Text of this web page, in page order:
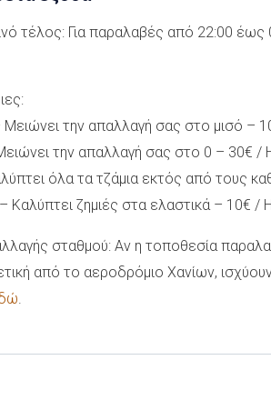
τέλος: Για παραλαβές από 22:00
Μειώνει την απαλλαγή σας στο μισό –
την απαλλαγή σας στο 0 – 30€ /
όλα τα τζάμια εκτός από τους
Καλύπτει ζημιές στα ελαστικά – 10€ /
σταθμού: Αν η τοποθεσία
από το αεροδρόμιο Χανίων,
.